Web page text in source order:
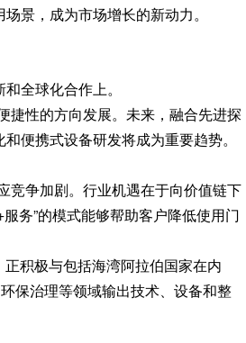
景，成为市场增长的新动力。
全球化合作上。
捷性的方向发展。未来，融合先进探
便携式设备研发将成为重要趋势。
竞争加剧。行业机遇在于向价值链下
务”的模式能够帮助客户降低使用门
积极与包括海湾阿拉伯国家在内
保治理等领域输出技术、设备和整